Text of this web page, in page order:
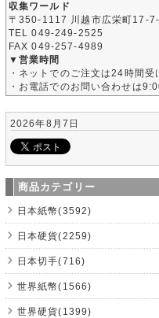
収集ワールド
〒350-1117 川越市広栄町17-
TEL 049-249-2525
FAX 049-257-4989
▼営業時間
・ネットでのご注文は24時間受
・お電話でのお問い合わせは
2026年8月7日
商品カテゴリー
日本紙幣(3592)
日本硬貨(2259)
日本切手(716)
世界紙幣(1566)
世界硬貨(1399)